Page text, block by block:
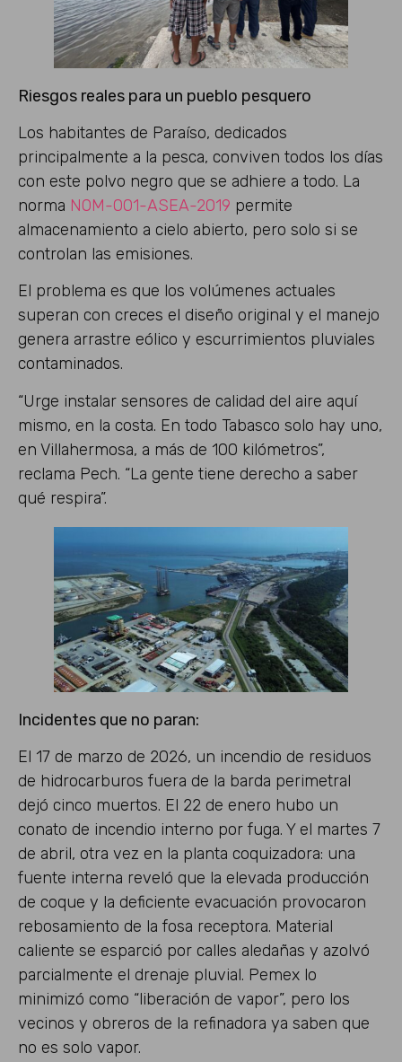
Riesgos reales para un pueblo pesquero
Los habitantes de Paraíso, dedicados
principalmente a la pesca, conviven todos los días
con este polvo negro que se adhiere a todo. La
norma NOM-001-ASEA-2019 permite
almacenamiento a cielo abierto, pero solo si se
controlan las emisiones.
El problema es que los volúmenes actuales
superan con creces el diseño original y el manejo
genera arrastre eólico y escurrimientos pluviales
contaminados.
“Urge instalar sensores de calidad del aire aquí
mismo, en la costa. En todo Tabasco solo hay uno,
en Villahermosa, a más de 100 kilómetros”,
reclama Pech. “La gente tiene derecho a saber
qué respira”.
Incidentes que no paran:
El 17 de marzo de 2026, un incendio de residuos
de hidrocarburos fuera de la barda perimetral
dejó cinco muertos. El 22 de enero hubo un
conato de incendio interno por fuga. Y el martes 7
de abril, otra vez en la planta coquizadora: una
fuente interna reveló que la elevada producción
de coque y la deficiente evacuación provocaron
rebosamiento de la fosa receptora. Material
caliente se esparció por calles aledañas y azolvó
parcialmente el drenaje pluvial. Pemex lo
minimizó como “liberación de vapor”, pero los
vecinos y obreros de la refinadora ya saben que
no es solo vapor.